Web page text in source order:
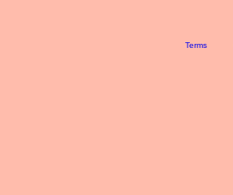
Terms